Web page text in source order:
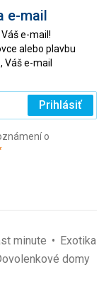
e-mail
e-mail!
alebo plavbu
Váš e-mail
Prihlásiť
o
(povinné)
minute
Exotika
domy